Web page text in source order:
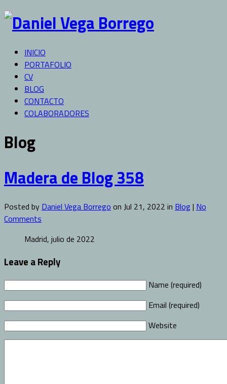
INICIO
PORTAFOLIO
CV
BLOG
CONTACTO
COLABORADORES
Blog
Madera de Blog 358
Posted by Daniel Vega Borrego on Jul 21, 2022 in Blog| No
Comments
Madrid, julio de 2022
Leave a Reply
Name (required)
Email (required)
Website